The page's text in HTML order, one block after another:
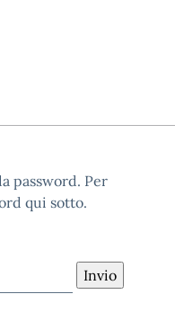
password. Per
qui sotto.